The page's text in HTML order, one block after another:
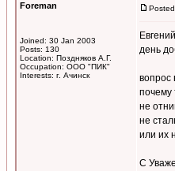
Foreman
Joined: 30 Jan 2003
Posts: 130
Location: Поздняков А.Г.
Occupation: ООО "ПИК"
Interests: г. Ачинск
день
вопрос
почему
не
не
или их
С